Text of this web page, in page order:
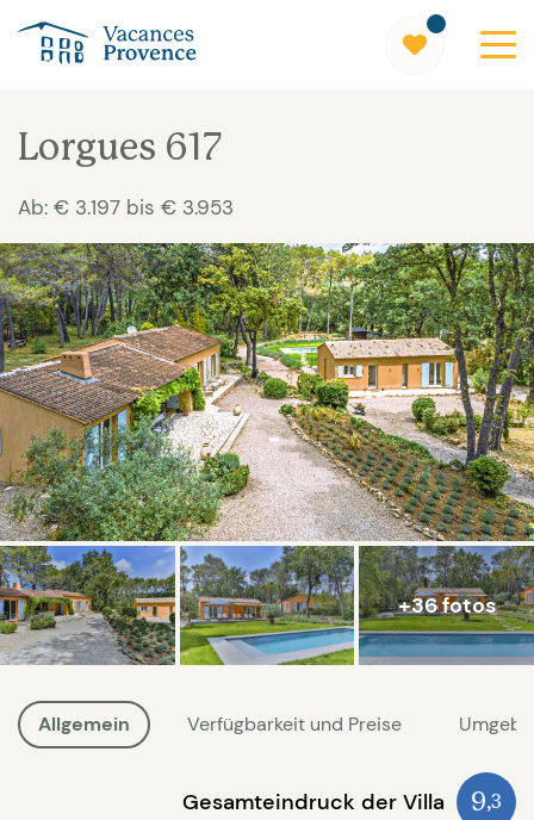
Lorgues 617
Ab: € 3.197 bis € 3.953
+36 fotos
Allgemein Verfügbarkeit und Preise
Gesamteindruck der Villa 9,3